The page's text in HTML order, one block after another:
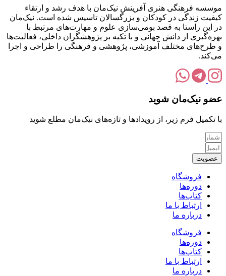
موسسه فرهنگی هنری آفرینش نیک‌مان با هدف رشد و ارتقاء
کیفیت زندگی در کودکان و بزرگسالان تاسیس شده است. نیک‌مان
در این راستا به قصد بومی‌سازی علوم و مهارت‌های مرتبط با
بهره‌گیری از دانش جهانی و با تکیه بر پژوهشگران داخلی، فعالیت‌ها
و طرح‌های مختلف آموزشی، پژوهشی و فرهنگی را طراحی و اجرا
می‌کند.
عضو نیک‌مان شوید
با تکمیل فرم زیر، از رویدادها و تازه‌های نیک‌مان مطلع شوید
عضویت
فروشگاه
دوره‌ها
کتاب‌ها
ارتباط با ما
درباره ما
فروشگاه
دوره‌ها
کتاب‌ها
ارتباط با ما
درباره ما